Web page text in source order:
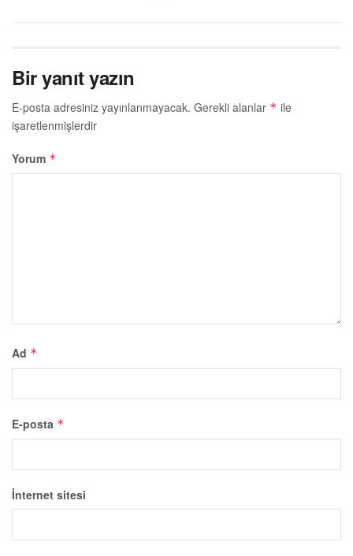
Bir yanıt yazın
E-posta adresiniz yayınlanmayacak. Gerekli alanlar * ile
işaretlenmişlerdir
Yorum *
Ad *
E-posta *
İnternet sitesi